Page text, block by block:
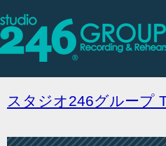
スタジオ246グループ